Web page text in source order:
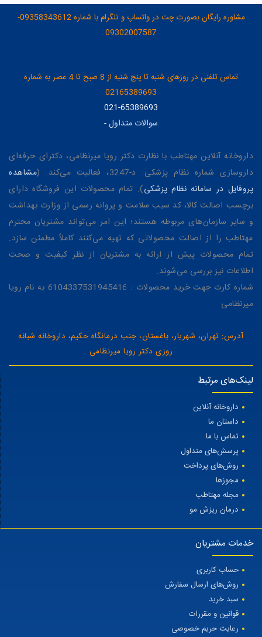
مشاوره رایگان بصورت چت در واتساپ و تلگرام با شماره 09358343612-
09302007587
تماس تلفنی در روزهای شنبه تا پنج شنبه از 8 صبح تا 4 عصر به شماره
02165389693
021-65389693
سوالات متداول-
داروخانه آنلاین مهتاطب با نظارت دکتر رویا میرنظامی، دکترای حرفه‌ای
داروسازی شماره نظام پزشکی: د-3247، فعالیت می‌کند. (
مشاهده
پروفایل در سامانه نظام پزشکی). تمام محصولات این فروشگاه دارای
برچسب اصالت کالا، کد سیب سلامت و پروانه رسمی از وزارت بهداشت
و سایر سازمان‌های مربوطه هستند؛ این امر می‌تواند مشتریان محترم
مهتاطب را از اصالت محصولاتی که تهیه می‌کنند کاملاً مطمئن سازد.
تمام محصولات پیش از ارائه به مشتریان از نظر کیفیت و صحت
اطلاعات نیز بررسی می‌شوند.
شماره کارت جهت خرید محصولات : 6104337531945416 به نام رویا
میرنظامی
آدرس: تهران، شهریار، باغستان، جنب درمانگاه حکیم، داروخانه شبانه
روزی دکتر رویا میرنظامی
لینک‌های مرتبط
داروخانه آنلاین
داستان ما
تماس با ما
پرسش‌های متداول
روش‌های پرداخت
مجوزها
مجله مهتاطب
درمان ریزش مو
خدمات مشتریان
حساب کاربری
روش‌های ارسال سفارش
سبد خرید
قوانین و مقررات
رعایت حریم خصوصی